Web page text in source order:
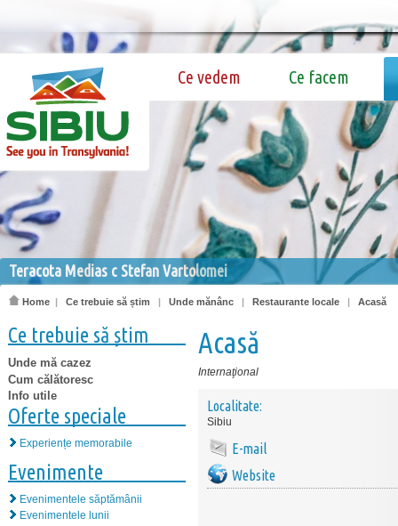
Ce vedem Ce facem
Teracota Medias c Stefan Vartolomei
Home | Ce trebuie să știm | Unde mănânc | Restaurante locale | Acasă
Ce trebuie să știm
Unde mă cazez
Cum călătoresc
Info utile
Oferte speciale
Experiențe memorabile
Evenimente
Evenimentele săptămânii
Evenimentele lunii
Acasă
Internaţional
Localitate:
Sibiu
E-mail
Website